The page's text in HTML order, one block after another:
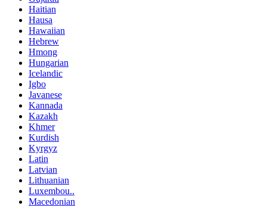
Haitian
Hausa
Hawaiian
Hebrew
Hmong
Hungarian
Icelandic
Igbo
Javanese
Kannada
Kazakh
Khmer
Kurdish
Kyrgyz
Latin
Latvian
Lithuanian
Luxembou..
Macedonian